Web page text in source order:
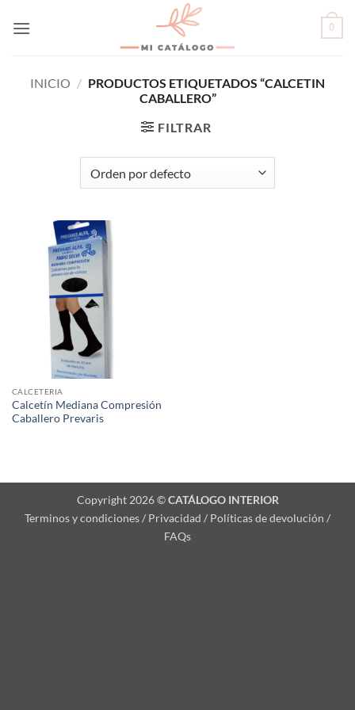
0
INICIO / PRODUCTOS ETIQUETADOS “CALCETIN
CABALLERO”
FILTRAR
CALCETERIA
Calcetín Mediana Compresión
Caballero Prevaris
Copyright 2026 ©CATÁLOGO INTERIOR
Terminos y condiciones / Privacidad / Políticas de devolución /
FAQs